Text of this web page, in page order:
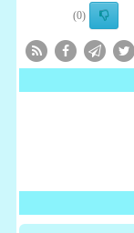
(0)